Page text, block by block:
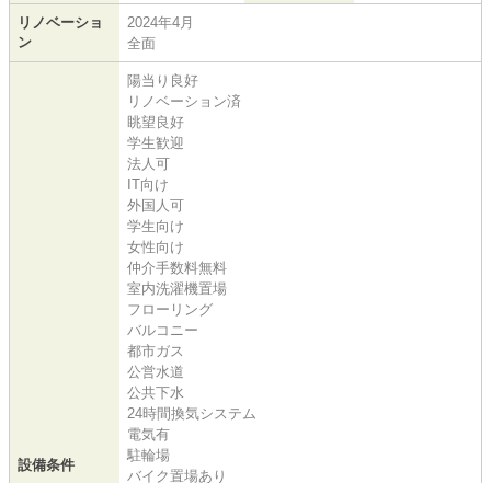
リノベーショ
ン
2024年4月
全面
設備条件
陽当り良好
リノベーション済
眺望良好
学生歓迎
法人可
IT向け
外国人可
学生向け
女性向け
仲介手数料無料
室内洗濯機置場
フローリング
バルコニー
都市ガス
公営水道
公共下水
24時間換気システム
電気有
駐輪場
バイク置場あり